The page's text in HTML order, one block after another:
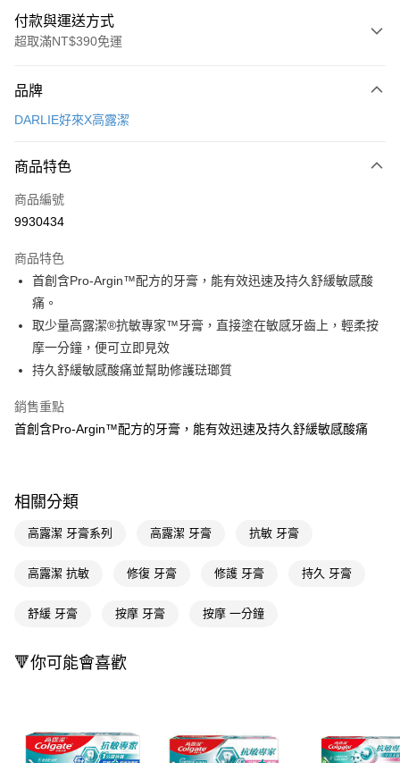
付款與運送方式
超取滿NT$390免運
POYA支付
超商取貨付款
LINE Pay
街口支付
悠遊付
Google Pay
AFTEE先享後付
【關於「AFTEE先享後付」】
AFTEE先享後付是「在收到商品之後才付款」的支付方式。 讓您購物簡單
１．於結帳方式選擇「AFTEE先享後付」後，將跳轉至「AFTEE先享後付」
２．訂單成立數日內，您將收到繳費通知簡訊。
※ 請注意：結帳手續完成當下不需立刻繳費，但若您需要取消訂單，請聯絡
※ 交易是否成功請以「AFTEE先享後付 」之結帳頁面顯示為準，若有關於
【注意事項】
１．透過由恩沛科技股份有限公司提供之「AFTEE先享後付」服務完成之交
即享券
全家取貨付款
每筆NT$65，滿NT$390(含以上)免運費
萊爾富取貨付款
付款後萊爾富取貨
每筆NT$65，滿NT$490(含以上)免運費
品牌
DARLIE好來X高露潔
商品特色
商品編號
9930434
商品特色
首創含Pro-Argin™配方的牙膏，能有效迅速及持久舒緩敏感酸
痛。
取少量高露潔®抗敏專家™牙膏，直接塗在敏感牙齒上，輕柔按
摩一分鐘，便可立即見效
持久舒緩敏感酸痛並幫助修護琺瑯質
銷售重點
首創含Pro-Argin™配方的牙膏，能有效迅速及持久舒緩敏感酸痛
相關分類
高露潔 牙膏系列 高露潔 牙膏 抗敏 牙膏
高露潔 抗敏 修復 牙膏 修護 牙膏 持久 牙膏
舒緩 牙膏 按摩 牙膏 按摩 一分鐘
🔻你可能會喜歡